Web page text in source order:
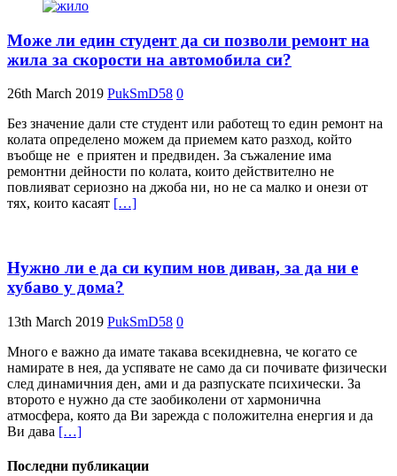
Може ли един студент да си позволи ремонт на
жила за скорости на автомобила си?
26th March 2019 PukSmD58 0
Без значение дали сте студент или работещ то един ремонт на
колата определено можем да приемем като разход, който
въобще не е приятен и предвиден. За съжаление има
ремонтни дейности по колата, които действително не
повлияват сериозно на джоба ни, но не са малко и онези от
тях, които касаят […]
Нужно ли е да си купим нов диван, за да ни е
хубаво у дома?
13th March 2019 PukSmD58 0
Много е важно да имате такава всекидневна, че когато се
намирате в нея, да успявате не само да си почивате физически
след динамичния ден, ами и да разпускате психически. За
второто е нужно да сте заобиколени от хармонична
атмосфера, която да Ви зарежда с положителна енергия и да
Ви дава […]
Последни публикации